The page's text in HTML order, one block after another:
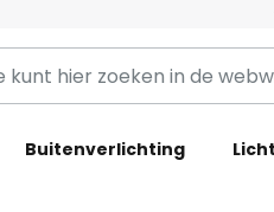
Buitenverlichting